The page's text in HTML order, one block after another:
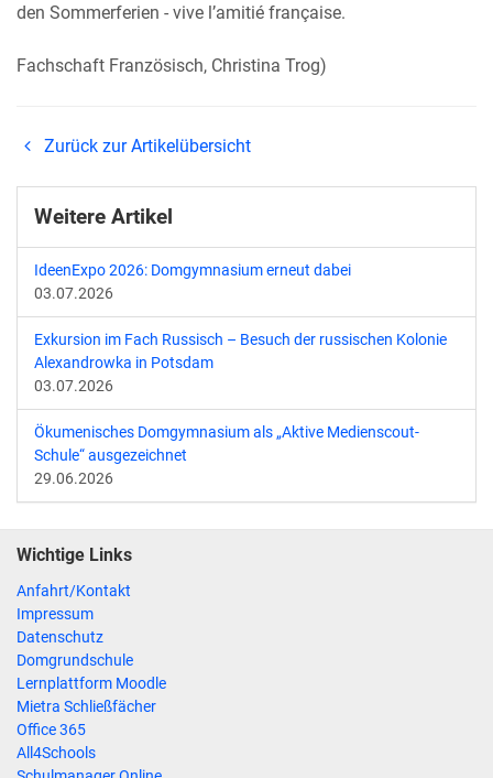
den Sommerferien - vive l’amitié française.
Fachschaft Französisch, Christina Trog)
Zurück zur Artikelübersicht
Weitere Artikel
IdeenExpo 2026: Domgymnasium erneut dabei
03.07.2026
Exkursion im Fach Russisch – Besuch der russischen Kolonie
Alexandrowka in Potsdam
03.07.2026
Ökumenisches Domgymnasium als „Aktive Medienscout-
Schule“ ausgezeichnet
29.06.2026
Wichtige Links
Anfahrt/Kontakt
Impressum
Datenschutz
Domgrundschule
Lernplattform Moodle
Mietra Schließfächer
Office 365
All4Schools